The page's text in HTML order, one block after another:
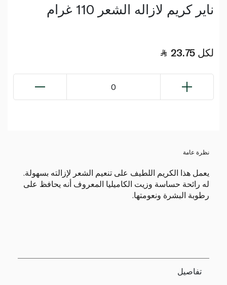
ناير كريم لازاله الشعر 110 غرام
23.75 لكل
0
نظرة عامة
يعمل هذا الكريم اللطيف على تنعيم الشعر لإزالته بسهولة.
له رائحة حساسة وزيت الكاميليا المعروف أنه يحافظ على
رطوبة البشرة ونعومتها.
تفاصيل